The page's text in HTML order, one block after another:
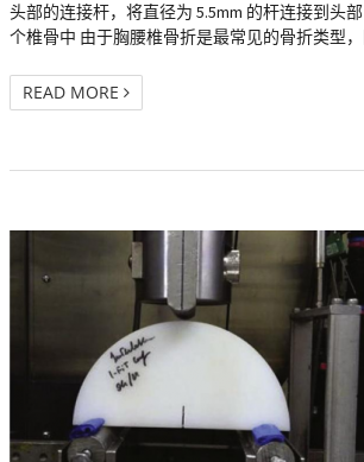
头部的连接杆，将直径为 5.5mm 的杆连接到头
个椎骨中 由于胸腰椎骨折是最常见的骨折类型
READ MORE